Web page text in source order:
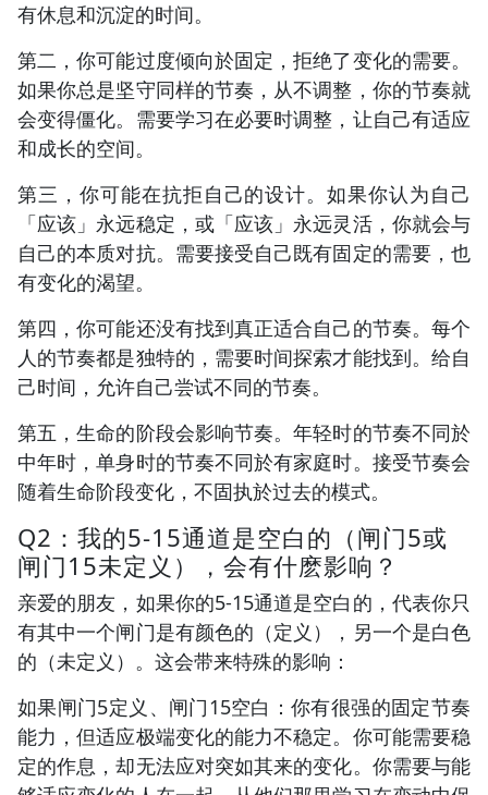
有休息和沉淀的时间。
第二，你可能过度倾向於固定，拒绝了变化的需要。
如果你总是坚守同样的节奏，从不调整，你的节奏就
会变得僵化。需要学习在必要时调整，让自己有适应
和成长的空间。
第三，你可能在抗拒自己的设计。如果你认为自己
「应该」永远稳定，或「应该」永远灵活，你就会与
自己的本质对抗。需要接受自己既有固定的需要，也
有变化的渴望。
第四，你可能还没有找到真正适合自己的节奏。每个
人的节奏都是独特的，需要时间探索才能找到。给自
己时间，允许自己尝试不同的节奏。
第五，生命的阶段会影响节奏。年轻时的节奏不同於
中年时，单身时的节奏不同於有家庭时。接受节奏会
随着生命阶段变化，不固执於过去的模式。
Q2：我的5-15通道是空白的（闸门5或
闸门15未定义），会有什麽影响？
亲爱的朋友，如果你的5-15通道是空白的，代表你只
有其中一个闸门是有颜色的（定义），另一个是白色
的（未定义）。这会带来特殊的影响：
如果闸门5定义、闸门15空白：你有很强的固定节奏
能力，但适应极端变化的能力不稳定。你可能需要稳
定的作息，却无法应对突如其来的变化。你需要与能